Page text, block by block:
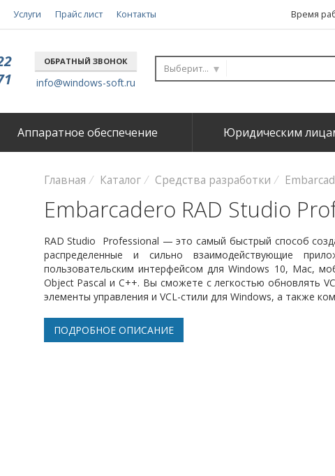
Услуги Прайс лист Контакты Время
ОБРАТНЫЙ ЗВОНОК
info@windows-soft.ru
Выберите...
Аппаратное обеспечение Юридическим
Главная Каталог Средства разработки
Embarcadero RAD Studio
RAD Studio Professional — это самый быстрый способ
распределенные и сильно взаимодействующие
пользовательским интерфейсом для Windows 10, Mac,
Object Pascal и C++. Вы сможете с легкостью обновлять
элементы управления и VCL-стили для Windows, а также
ПОДРОБНОЕ ОПИСАНИЕ